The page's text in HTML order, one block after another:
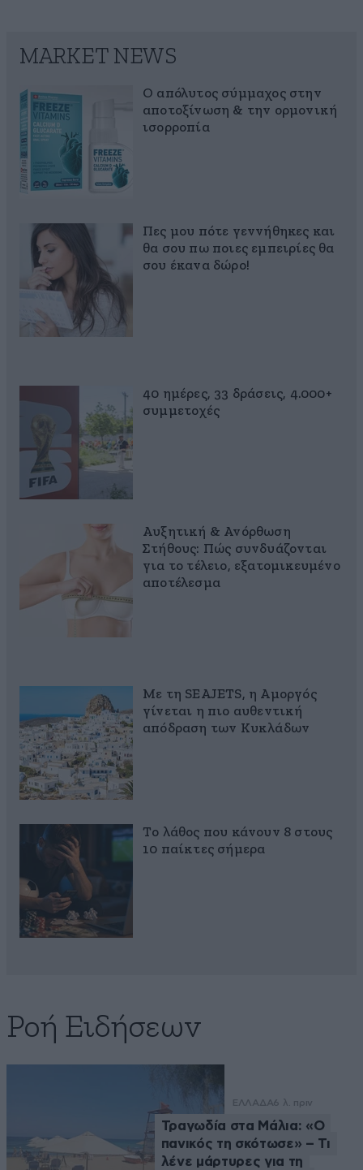
MARKET NEWS
Ο απόλυτος σύμμαχος στην
αποτοξίνωση & την ορμονική
ισορροπία
Πες μου πότε γεννήθηκες και
θα σου πω ποιες εμπειρίες θα
σου έκανα δώρο!
40 ημέρες, 33 δράσεις, 4.000+
συμμετοχές
Αυξητική & Ανόρθωση
Στήθους: Πώς συνδυάζονται
για το τέλειο, εξατομικευμένο
αποτέλεσμα
Με τη SEAJETS, η Αμοργός
γίνεται η πιο αυθεντική
απόδραση των Κυκλάδων
Το λάθος που κάνουν 8 στους
10 παίκτες σήμερα
Ροή Ειδήσεων
ΕΛΛΑΔΑ6 λ. πριν
Τραγωδία στα Μάλια: «Ο
πανικός τη σκότωσε» – Τι
λένε μάρτυρες για τη